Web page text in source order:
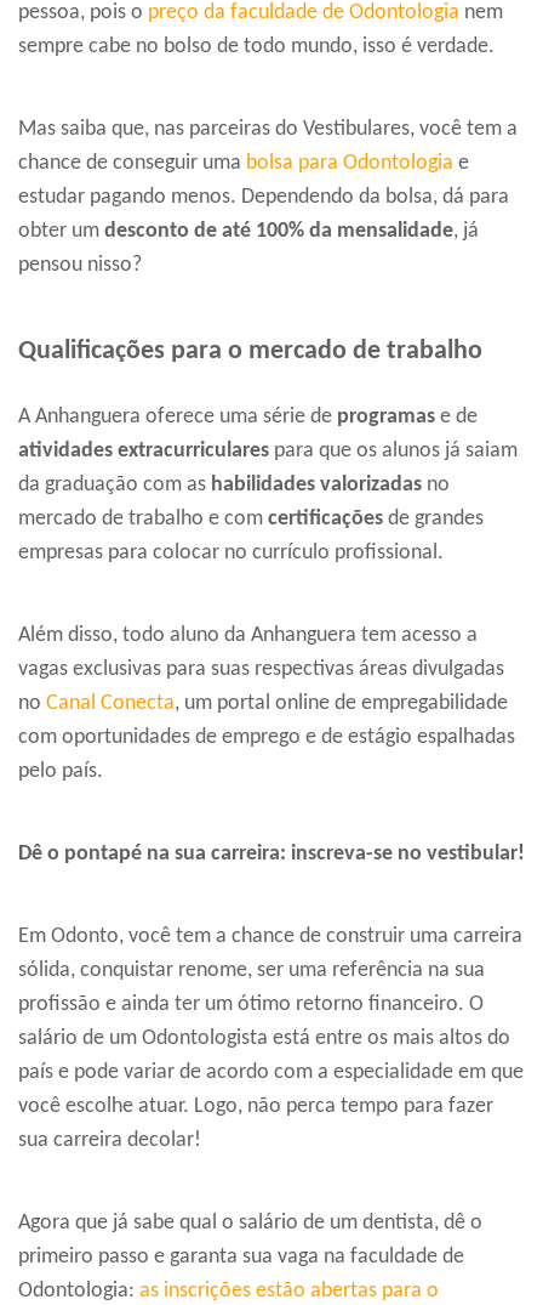
pessoa, pois o preço da faculdade de Odontologia nem
sempre cabe no bolso de todo mundo, isso é verdade.
Mas saiba que, nas parceiras do Vestibulares, você tem a
chance de conseguir uma bolsa para Odontologia e
estudar pagando menos. Dependendo da bolsa, dá para
obter um desconto de até 100% da mensalidade, já
pensou nisso?
Qualificações para o mercado de trabalho
A Anhanguera oferece uma série de programas e de
atividades extracurriculares para que os alunos já saiam
da graduação com as habilidades valorizadas no
mercado de trabalho e com certificações de grandes
empresas para colocar no currículo profissional.
Além disso, todo aluno da Anhanguera tem acesso a
vagas exclusivas para suas respectivas áreas divulgadas
no Canal Conecta, um portal online de empregabilidade
com oportunidades de emprego e de estágio espalhadas
pelo país.
Dê o pontapé na sua carreira: inscreva-se no vestibular!
Em Odonto, você tem a chance de construir uma carreira
sólida, conquistar renome, ser uma referência na sua
profissão e ainda ter um ótimo retorno financeiro. O
salário de um Odontologista está entre os mais altos do
país e pode variar de acordo com a especialidade em que
você escolhe atuar. Logo, não perca tempo para fazer
sua carreira decolar!
Agora que já sabe qual o salário de um dentista, dê o
primeiro passo e garanta sua vaga na faculdade de
Odontologia: as inscrições estão abertas para o